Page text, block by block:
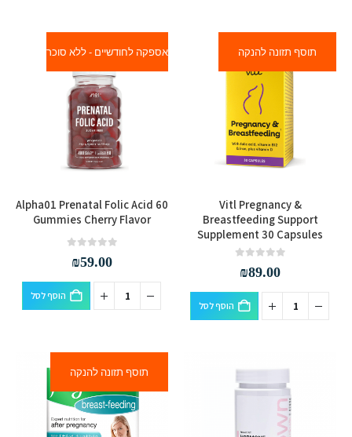
מספר
ניתן
תוסף תזונה להנקה
Vitl Pregnancy &
Breastfeeding Support
Supplement 30 Capsules
₪89.00
הוסף לסל
אספקה לחודשיים - ללא סוכר
Alpha01 Prenatal Folic Acid 60
Gummies Cherry Flavor
₪59.00
הוסף לסל
תוסף תזונה להנקה